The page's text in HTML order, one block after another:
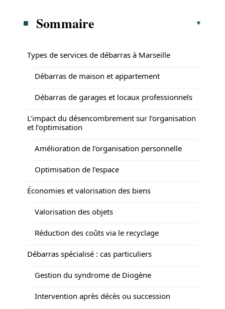
Sommaire
Types de services de débarras à Marseille
Débarras de maison et appartement
Débarras de garages et locaux professionnels
L’impact du désencombrement sur l’organisation
et l’optimisation
Amélioration de l’organisation personnelle
Optimisation de l’espace
Économies et valorisation des biens
Valorisation des objets
Réduction des coûts via le recyclage
Débarras spécialisé : cas particuliers
Gestion du syndrome de Diogène
Intervention après décès ou succession